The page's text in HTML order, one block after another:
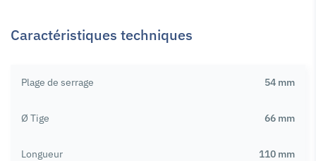
Caractéristiques techniques
Plage de serrage 54 mm
Ø Tige 66 mm
Longueur 110 mm